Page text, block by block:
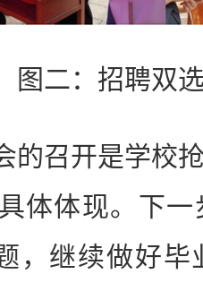
图二：招聘双
召开是学校抢
体体现。下
，继续做好